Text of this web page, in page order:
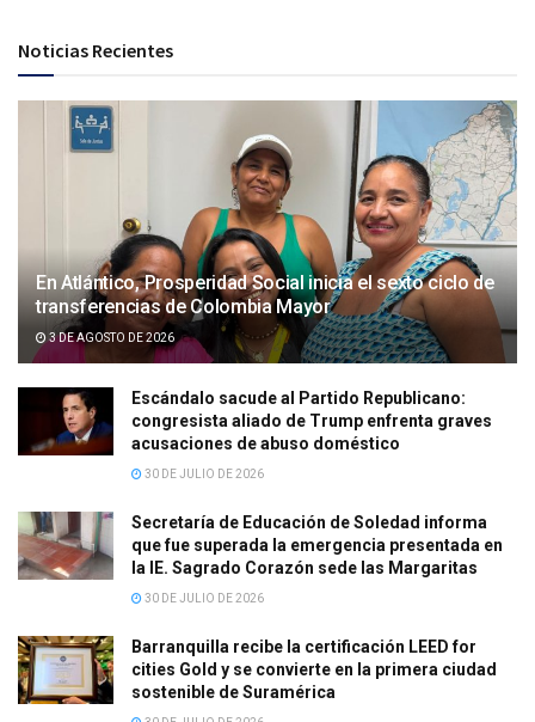
Noticias Recientes
En Atlántico, Prosperidad Social inicia el sexto ciclo de
transferencias de Colombia Mayor
3 DE AGOSTO DE 2026
Escándalo sacude al Partido Republicano:
congresista aliado de Trump enfrenta graves
acusaciones de abuso doméstico
30 DE JULIO DE 2026
Secretaría de Educación de Soledad informa
que fue superada la emergencia presentada en
la IE. Sagrado Corazón sede las Margaritas
30 DE JULIO DE 2026
Barranquilla recibe la certificación LEED for
cities Gold y se convierte en la primera ciudad
sostenible de Suramérica